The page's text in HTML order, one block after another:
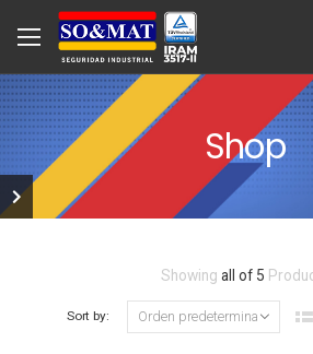
Shop
Showing all of 5
Sort by: